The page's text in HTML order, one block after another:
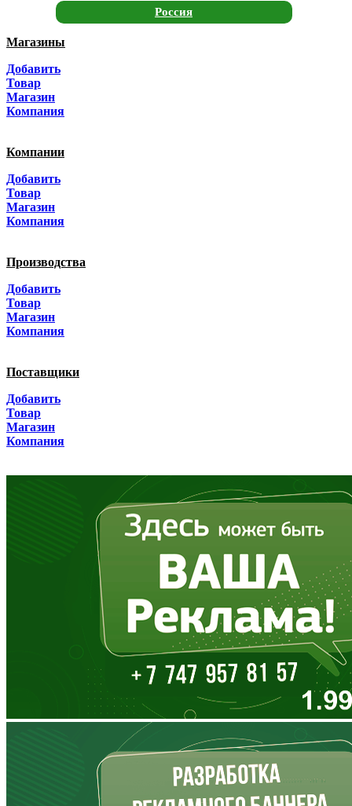
Россия
Волгоградская область
Вологодская область
Дагестан
Еврейская АО
Забайкальский край
Запорожская область
Ивановская область
Иркутская область
Кабардино-Балкария
Магазины
Добавить
Товар
Магазин
Компания
Компании
Добавить
Товар
Магазин
Компания
Производства
Добавить
Товар
Магазин
Компания
Поставщики
Добавить
Товар
Магазин
Компания